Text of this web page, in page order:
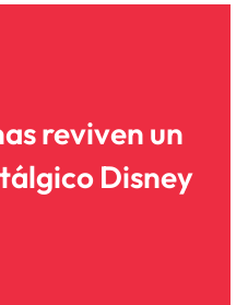
reviven un
Disney